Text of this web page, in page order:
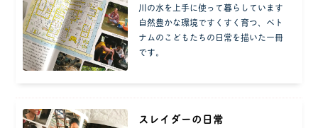
川の水を上手に使って暮らしています
自然豊かな環境ですくすく育つ、ベト
ナムのこどもたちの日常を描いた一冊
です。
スレイダーの日常